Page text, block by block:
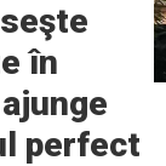
în
perfect